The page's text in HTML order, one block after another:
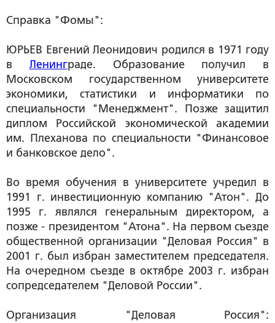
Справка "Фомы":
ЮРЬЕВ Евгений Леонидович родился в 1971 году
в Ленинграде. Образование получил в
Московском государственном университете
экономики, статистики и информатики по
специальности "Менеджмент". Позже защитил
диплом Российской экономической академии
им. Плеханова по специальности "Финансовое
и банковское дело".
Во время обучения в университете учредил в
1991 г. инвестиционную компанию "Атон". До
1995 г. являлся генеральным директором, а
позже - президентом "Атона". На первом съезде
общественной организации "Деловая Россия" в
2001 г. был избран заместителем председателя.
На очередном съезде в октябре 2003 г. избран
сопредседателем "Деловой России".
Организация "Деловая Россия":